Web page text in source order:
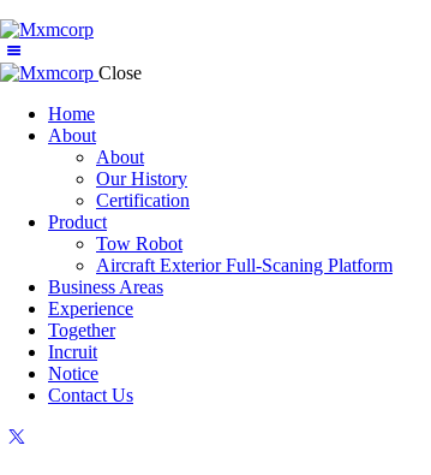
Close
Home
About
About
Our History
Certification
Product
Tow Robot
Aircraft Exterior Full-Scaning Platform
Business Areas
Experience
Together
Incruit
Notice
Contact Us